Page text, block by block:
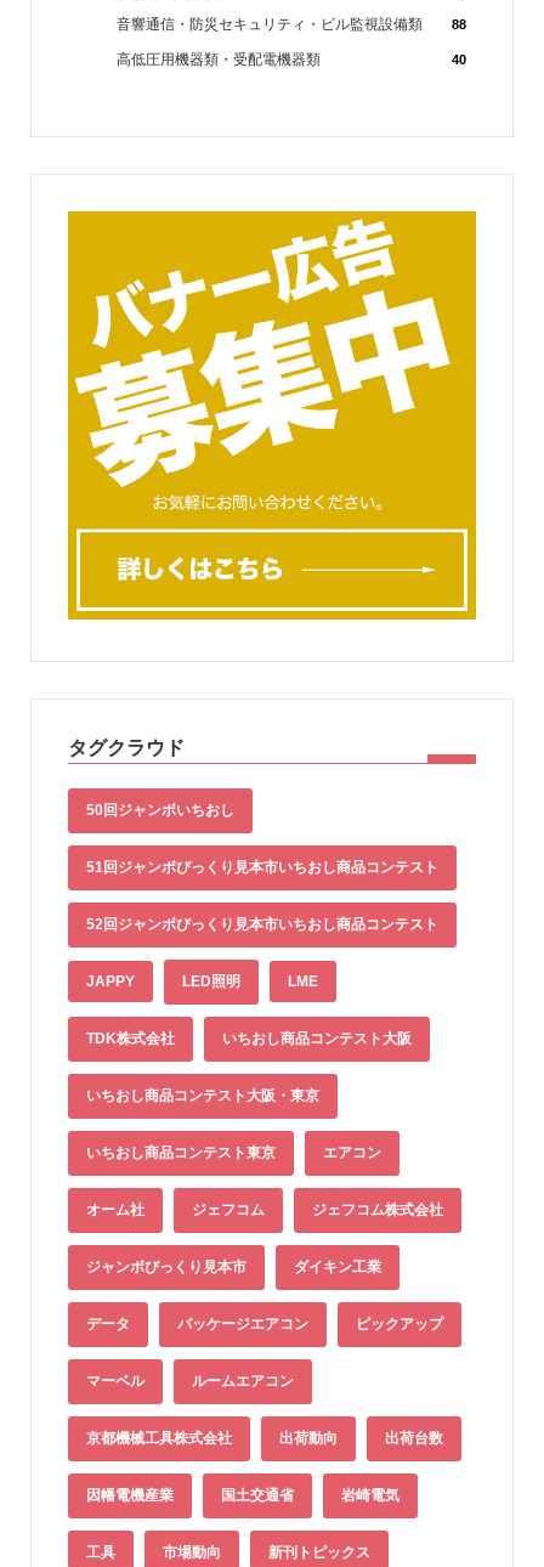
音響通信・防災セキュリティ・ビル監視設備類 88
高低圧用機器類・受配電機器類 40
タグクラウド
50回ジャンボいちおし
51回ジャンボびっくり見本市いちおし商品コンテスト
52回ジャンボびっくり見本市いちおし商品コンテスト
JAPPY LED照明 LME
TDK株式会社 いちおし商品コンテスト大阪
いちおし商品コンテスト大阪・東京
いちおし商品コンテスト東京 エアコン
オーム社 ジェフコム ジェフコム株式会社
ジャンボびっくり見本市 ダイキン工業
データ パッケージエアコン ピックアップ
マーベル ルームエアコン
京都機械工具株式会社 出荷動向 出荷台数
因幡電機産業 国土交通省 岩崎電気
工具 市場動向 新刊トピックス